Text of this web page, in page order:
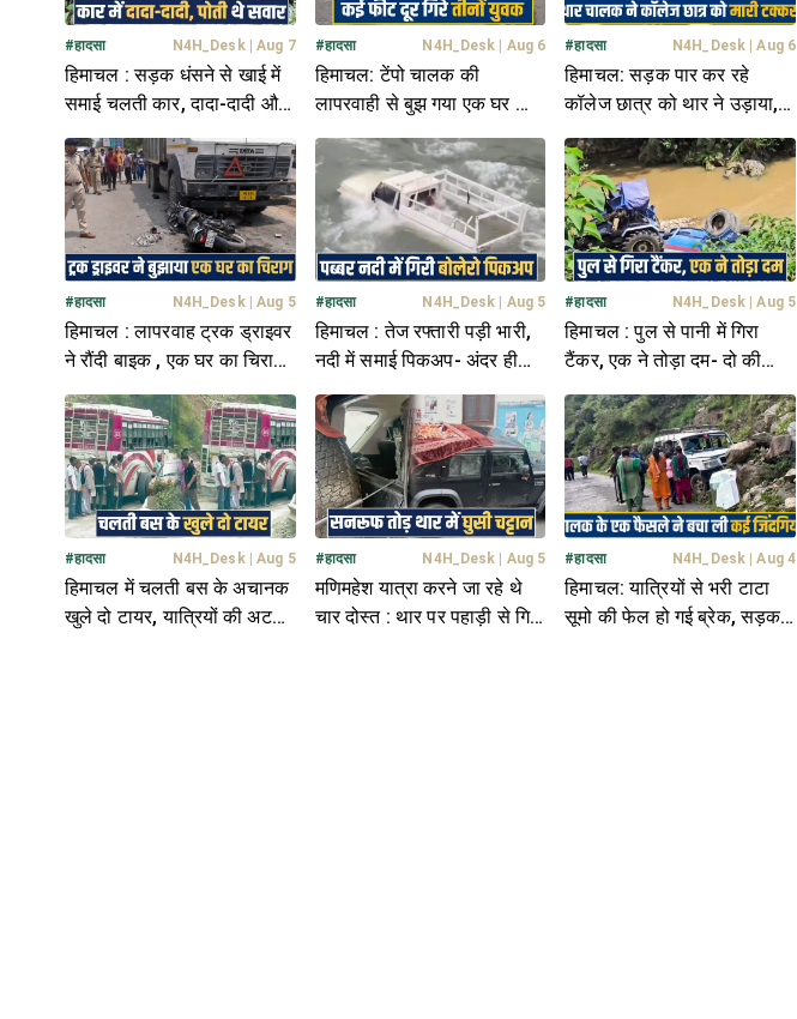
#हादसा N4H_Desk| Aug 7
हिमाचल : सड़क धंसने से खाई में
समाई चलती कार, दादा-दादी और
6 साल की पोती थे सवार
#हादसा N4H_Desk Aug 6
हिमाचल: टेंपो चालक की
लापरवाही से बुझ गया एक घर का
चिराग, बाइक पर था सवार
#हादसा N4H_Desk Aug 6
हिमाचल: सड़क पार कर रहे
कॉलेज छात्र को थार ने उड़ाया, 7
फीट दूर जाकर गिरा; मची अफरा
तफरी
#हादसा N4H_Desk| Aug 5
हिमाचल : लापरवाह ट्रक ड्राइवर
ने रौंदी बाइक , एक घर का चिराग
बुझाकर हुआ मौके से फरार
#हादसा N4H_Desk Aug 5
हिमाचल : तेज रफ्तारी पड़ी भारी,
नदी में समाई पिकअप- अंदर ही
फंस गया ड्राइवर
#हादसा N4H_Desk Aug 5
हिमाचल : पुल से पानी में गिरा
टैंकर, एक ने तोड़ा दम- दो की
हालत नाजुक
#हादसा N4H_Desk| Aug 5
हिमाचल में चलती बस के अचानक
खुले दो टायर, यात्रियों की अटकी
#हादसा N4H_Desk Aug 5
मणिमहेश यात्रा करने जा रहे थे
चार दोस्त : थार पर पहाड़ी से गिरी
#हादसा N4H_Desk Aug 4
हिमाचल: यात्रियों से भरी टाटा
सूमो की फेल हो गई ब्रेक, सड़क